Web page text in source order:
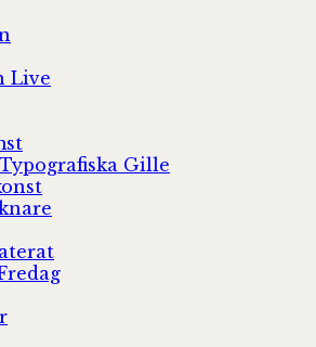
Live
Gille